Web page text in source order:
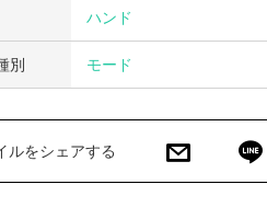
ハンド
別 モード
ルをシェアする